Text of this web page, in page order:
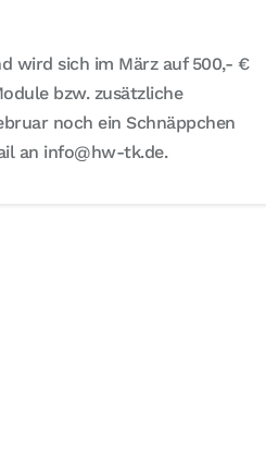
wird sich im März auf 500,- €
bzw. zusätzliche
noch ein Schnäppchen
an info@hw-tk.de.